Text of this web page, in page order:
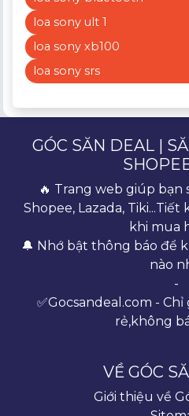
loa sony ult 1
loa sony xb100
loa sony srs
GÓC SĂN DEAL |
🔥 Trang web giúp bạn
Shopee, Lazada,
khi mua
🔔 Nhớ bật thông báo để
nào
-
✅Gocsandeal.com -
rẻ,không
VỀ GÓC
Giới thiệu về